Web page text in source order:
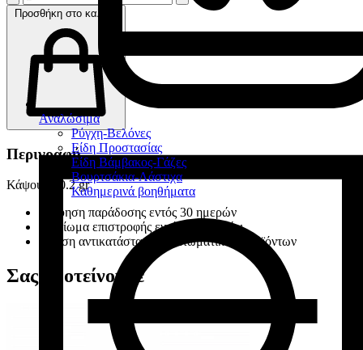
Αναλώσιμα
Ρύγχη-Βελόνες
Είδη Προστασίας
Είδη Βάμβακος-Γάζες
Βουρτσάκια-Λάστιχα
Καθημερινά βοηθήματα
Προσθήκη στο καλάθι
Περιγραφή
Κάψουλα 0.2 gr
Εγγύηση παράδοσης εντός 30 ημερών
Δικαίωμα επιστροφής εντός 14 ημερών
Άμεση αντικατάσταση ελαττωματικών προϊόντων
Σας προτείνουμε